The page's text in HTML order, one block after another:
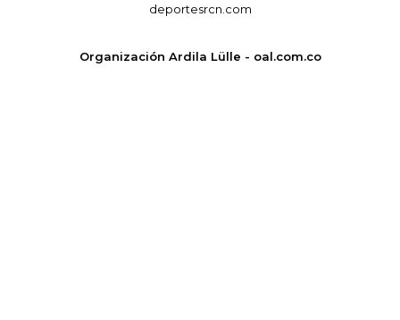
deportesrcn.com
Organización Ardila Lülle - oal.com.co